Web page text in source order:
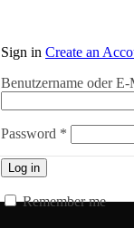
Sign in Create an
Benutzername oder
Password *
Log in
Remember me